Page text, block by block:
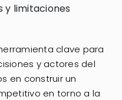
y limitaciones
clave para
y actores del
en construir un
en torno a la